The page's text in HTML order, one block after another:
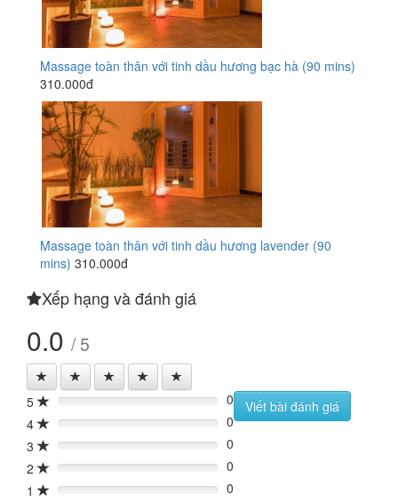
Massage toàn thân với tinh dầu hương bạc hà (90 mins)
310.000đ
Massage toàn thân với tinh dầu hương lavender (90
mins) 310.000đ
Xếp hạng và đánh giá
0.0 / 5
5 0%
0
4
0%
0
3
0%
0
2
0%
0
1
0% 0
Viết bài đánh giá